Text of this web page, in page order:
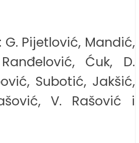
G. Pijetlović, Mandić,
Ćuk, D.
Subotić, Jakšić,
V. Rašović i